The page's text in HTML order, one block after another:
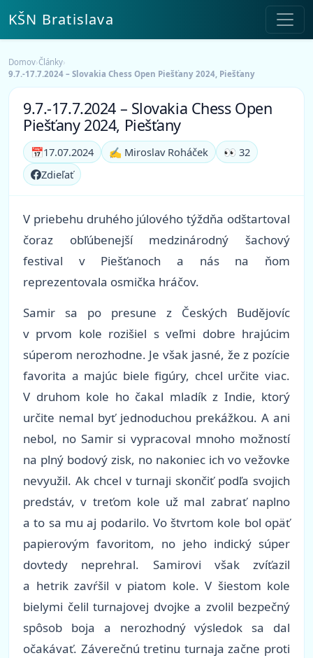
KŠN Bratislava
Domov›Články›
9.7.-17.7.2024 – Slovakia Chess Open Piešťany 2024, Piešťany
9.7.-17.7.2024 – Slovakia Chess Open
Piešťany 2024, Piešťany
📅17.07.2024 ✍️ Miroslav Roháček
👀 32
Zdieľať
V priebehu druhého júlového týždňa odštartoval
čoraz obľúbenejší medzinárodný šachový
festival v Piešťanoch a nás na ňom
reprezentovala osmička hráčov.
Samir sa po presune z Českých Budějovíc
v prvom kole rozišiel s veľmi dobre hrajúcim
súperom nerozhodne. Je však jasné, že z pozície
favorita a majúc biele figúry, chcel určite viac.
V druhom kole ho čakal mladík z Indie, ktorý
určite nemal byť jednoduchou prekážkou. A ani
nebol, no Samir si vypracoval mnoho možností
na plný bodový zisk, no nakoniec ich vo vežovke
nevyužil. Ak chcel v turnaji skončiť podľa svojich
predstáv, v treťom kole už mal zabrať naplno
a to sa mu aj podarilo. Vo štvrtom kole bol opäť
papierovým favoritom, no jeho indický súper
dovtedy neprehral. Samirovi však zvíťazil
a hetrik zavŕšil v piatom kole. V šiestom kole
bielymi čelil turnajovej dvojke a zvolil bezpečný
spôsob boja a nerozhodný výsledok sa dal
očakávať. Záverečnú tretinu turnaja začne proti